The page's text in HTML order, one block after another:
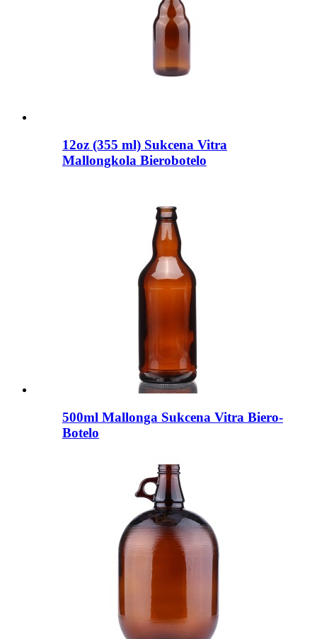
12oz (355 ml) Sukcena Vitra
Mallongkola Bierobotelo
500ml Mallonga Sukcena Vitra Biero-
Botelo